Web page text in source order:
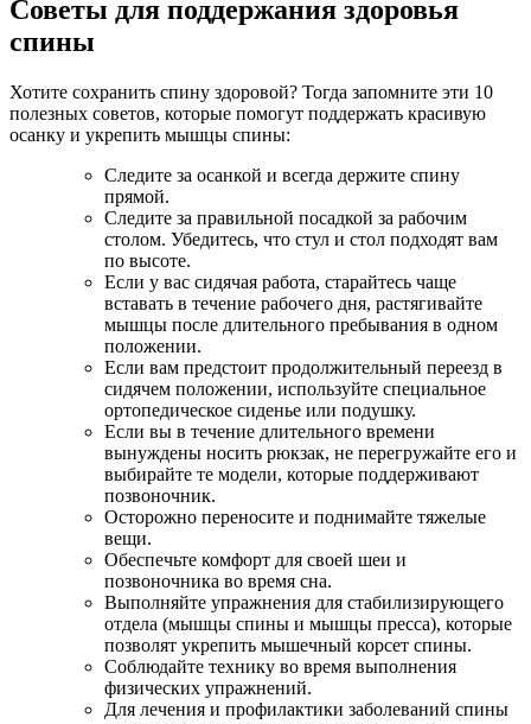
Советы для поддержания здоровья
спины
Хотите сохранить спину здоровой? Тогда запомните эти 10
полезных советов, которые помогут поддержать красивую
осанку и укрепить мышцы спины:
Следите за осанкой и всегда держите спину
прямой.
Следите за правильной посадкой за рабочим
столом. Убедитесь, что стул и стол подходят вам
по высоте.
Если у вас сидячая работа, старайтесь чаще
вставать в течение рабочего дня, растягивайте
мышцы после длительного пребывания в одном
положении.
Если вам предстоит продолжительный переезд в
сидячем положении, используйте специальное
ортопедическое сиденье или подушку.
Если вы в течение длительного времени
вынуждены носить рюкзак, не перегружайте его и
выбирайте те модели, которые поддерживают
позвоночник.
Осторожно переносите и поднимайте тяжелые
вещи.
Обеспечьте комфорт для своей шеи и
позвоночника во время сна.
Выполняйте упражнения для стабилизирующего
отдела (мышцы спины и мышцы пресса), которые
позволят укрепить мышечный корсет спины.
Соблюдайте технику во время выполнения
физических упражнений.
Для лечения и профилактики заболеваний спины